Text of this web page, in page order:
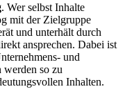
. Wer selbst Inhalte
mit der Zielgruppe
und unterhält durch
ansprechen. Dabei ist
und
so zu
Inhalten.